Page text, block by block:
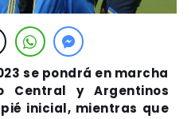
se pondrá en marcha
Central y Argentinos
inicial, mientras que